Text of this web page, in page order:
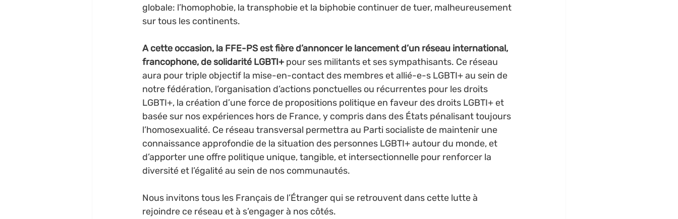
globale: l’homophobie, la transphobie et la biphobie continuer de tuer, malheureusement
sur tous les continents.
A cette occasion, la FFE-PS est fière d’annoncer le lancement d’un réseau international,
francophone, de solidarité LGBTI+ pour ses militants et ses sympathisants. Ce réseau
aura pour triple objectif la mise-en-contact des membres et allié-e-s LGBTI+ au sein de
notre fédération, l’organisation d’actions ponctuelles ou récurrentes pour les droits
LGBTI+, la création d’une force de propositions politique en faveur des droits LGBTI+ et
basée sur nos expériences hors de France, y compris dans des États pénalisant toujours
l’homosexualité. Ce réseau transversal permettra au Parti socialiste de maintenir une
connaissance approfondie de la situation des personnes LGBTI+ autour du monde, et
d’apporter une offre politique unique, tangible, et intersectionnelle pour renforcer la
diversité et l’égalité au sein de nos communautés.
Nous invitons tous les Français de l’Étranger qui se retrouvent dans cette lutte à
rejoindre ce réseau et à s’engager à nos côtés.